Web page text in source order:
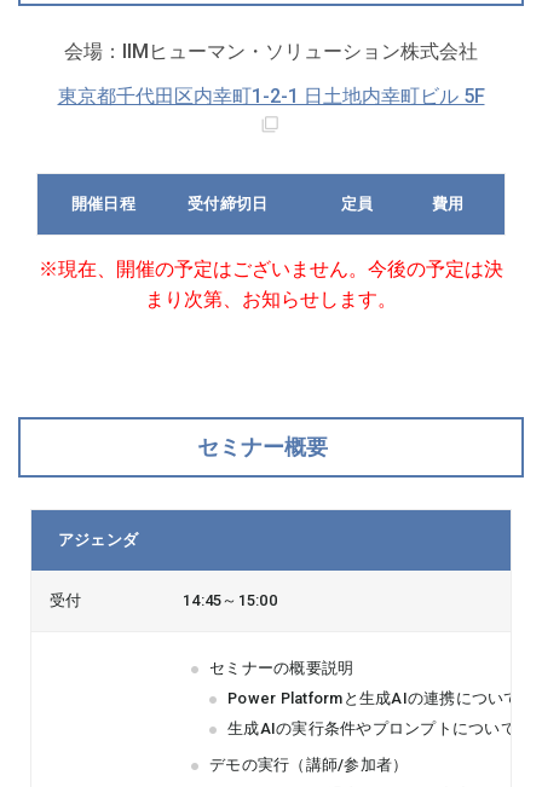
会場：IIMヒューマン・ソリューション株式会社
東京都千代田区内幸町1-2-1 日土地内幸町ビル 5F
開催日程 受付締切日 定員 費用
※現在、開催の予定はございません。今後の予定は決
まり次第、お知らせします。
セミナー概要
アジェンダ
受付 14:45～15:00
セミナーの概要説明
Power Platformと生成AIの連携について
生成AIの実行条件やプロンプトについて
デモの実行（講師/参加者）